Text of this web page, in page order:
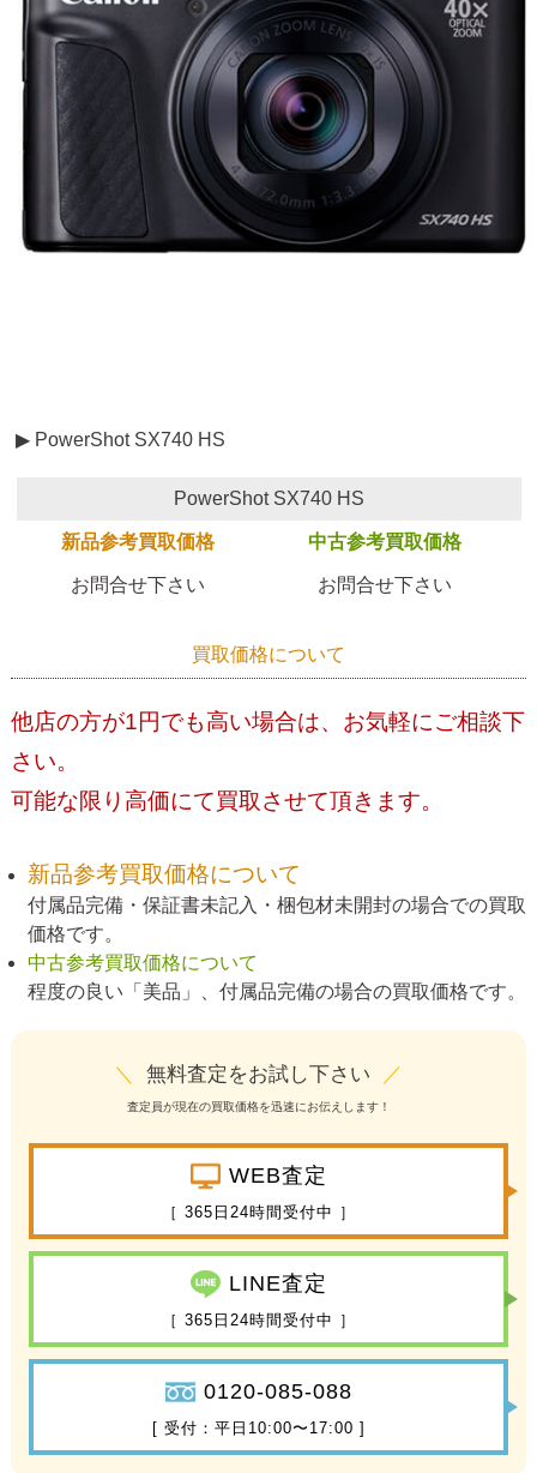
▶ PowerShot SX740 HS
PowerShot SX740 HS
新品参考買取価格 中古参考買取価格
お問合せ下さい お問合せ下さい
買取価格について
他店の方が1円でも高い場合は、お気軽にご相談下
さい。
可能な限り高価にて買取させて頂きます。
新品参考買取価格について
付属品完備・保証書未記入・梱包材未開封の場合での買取
価格です。
中古参考買取価格について
程度の良い「美品」、付属品完備の場合の買取価格です。
＼ 無料査定をお試し下さい ／
査定員が現在の買取価格を迅速にお伝えします！
WEB査定
［ 365日24時間受付中 ］
LINE査定
［ 365日24時間受付中 ］
0120-085-088
[ 受付：平日10:00〜17:00 ]